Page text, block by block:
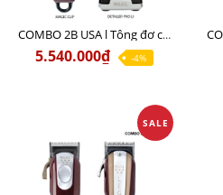
COMBO 2B USA l Tông đơ cắt Magic clip Red + Tông đơ viền Detailer Pro Li
5.540.000₫ -4%
SALE